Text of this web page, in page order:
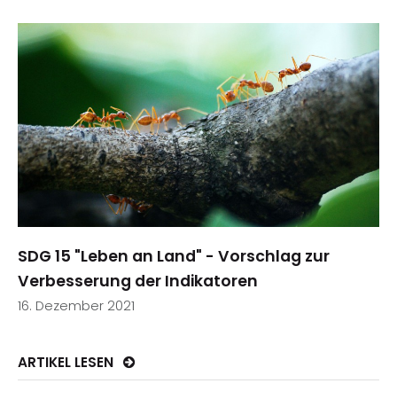
SDG 15 "Leben an Land" - Vorschlag zur
Verbesserung der Indikatoren
16. Dezember 2021
ARTIKEL LESEN